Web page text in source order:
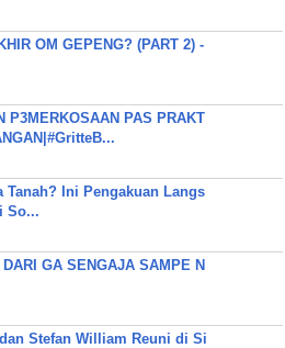
OM GEPENG? (PART 2) -
P3MERKOSAAN PAS PRAKT
Tanah? Ini Pengakuan Langs
So...
DARI GA SENGAJA SAMPE N
Stefan William Reuni di Si